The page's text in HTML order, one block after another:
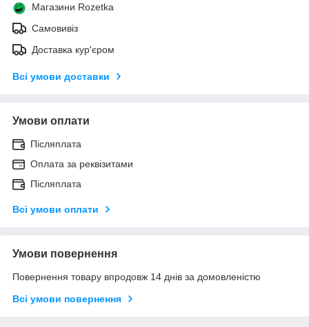
Магазини Rozetka
Самовивіз
Доставка кур'єром
Всі умови доставки
Умови оплати
Післяплата
Оплата за реквізитами
Післяплата
Всі умови оплати
Умови повернення
Повернення товару впродовж 14 днів за домовленістю
Всі умови повернення